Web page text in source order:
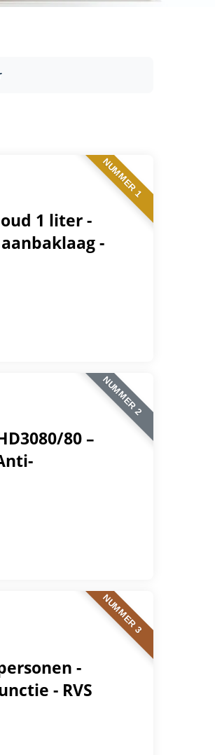
NUMMER 1
1 liter -
-
NUMMER 2
80 –
NUMMER 3
-
- RVS